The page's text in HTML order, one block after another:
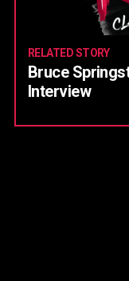
RELATED STORY
Bruce
Interview